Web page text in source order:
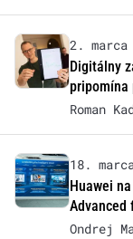
2. marca
Digitálny
pripomína
Roman
18.
Huawei
Advanced
Ondrej